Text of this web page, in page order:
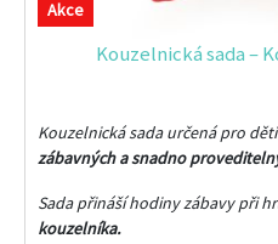
Akce
Kouzelnická sada –
Kouzelnická sada určená pro
zábavných a snadno
Sada přináší hodiny zábavy při
kouzelníka.